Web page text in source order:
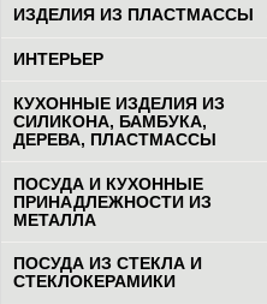
ИЗДЕЛИЯ ИЗ ПЛАСТМАССЫ
ИНТЕРЬЕР
КУХОННЫЕ ИЗДЕЛИЯ ИЗ
СИЛИКОНА, БАМБУКА,
ДЕРЕВА, ПЛАСТМАССЫ
ПОСУДА И КУХОННЫЕ
ПРИНАДЛЕЖНОСТИ ИЗ
МЕТАЛЛА
ПОСУДА ИЗ СТЕКЛА И
СТЕКЛОКЕРАМИКИ